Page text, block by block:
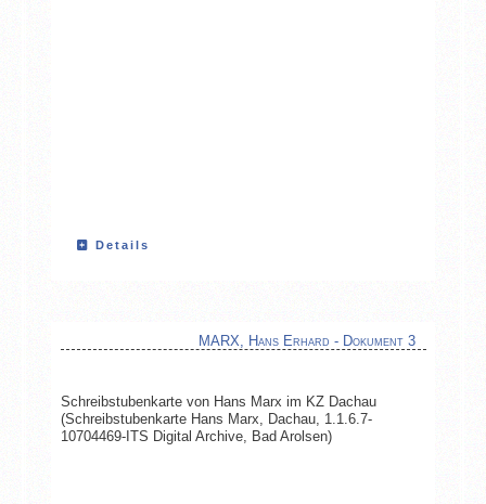
Details
MARX, Hans Erhard - Dokument 3
Schreibstubenkarte von Hans Marx im KZ Dachau
(Schreibstubenkarte Hans Marx, Dachau, 1.1.6.7-
10704469-ITS Digital Archive, Bad Arolsen)